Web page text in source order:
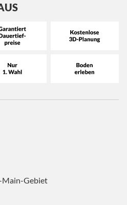
Main-Gebiet